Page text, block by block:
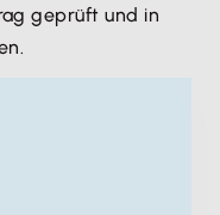
geprüft und in